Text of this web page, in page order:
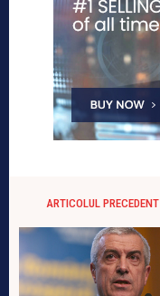
ARTICOLUL PRECEDENT